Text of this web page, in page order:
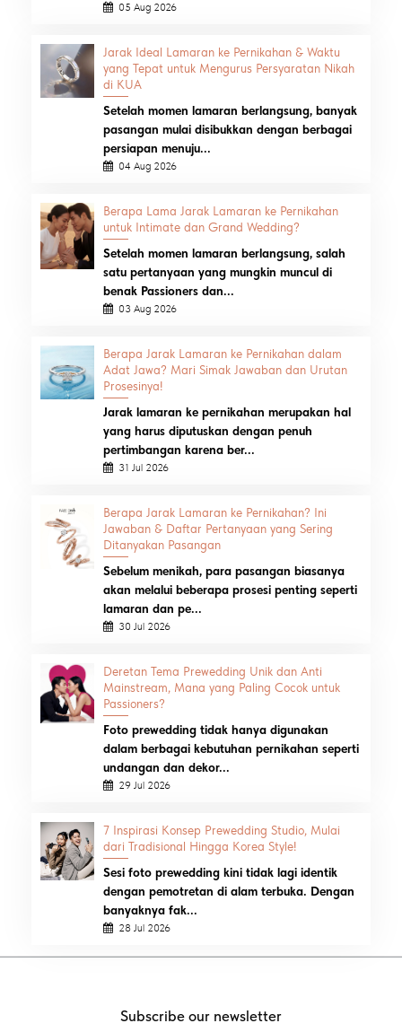
05 Aug 2026
Jarak Ideal Lamaran ke Pernikahan & Waktu
yang Tepat untuk Mengurus Persyaratan Nikah
di KUA
Setelah momen lamaran berlangsung, banyak
pasangan mulai disibukkan dengan berbagai
persiapan menuju...
04 Aug 2026
Berapa Lama Jarak Lamaran ke Pernikahan
untuk Intimate dan Grand Wedding?
Setelah momen lamaran berlangsung, salah
satu pertanyaan yang mungkin muncul di
benak Passioners dan...
03 Aug 2026
Berapa Jarak Lamaran ke Pernikahan dalam
Adat Jawa? Mari Simak Jawaban dan Urutan
Prosesinya!
Jarak lamaran ke pernikahan merupakan hal
yang harus diputuskan dengan penuh
pertimbangan karena ber...
31 Jul 2026
Berapa Jarak Lamaran ke Pernikahan? Ini
Jawaban & Daftar Pertanyaan yang Sering
Ditanyakan Pasangan
Sebelum menikah, para pasangan biasanya
akan melalui beberapa prosesi penting seperti
lamaran dan pe...
30 Jul 2026
Deretan Tema Prewedding Unik dan Anti
Mainstream, Mana yang Paling Cocok untuk
Passioners?
Foto prewedding tidak hanya digunakan
dalam berbagai kebutuhan pernikahan seperti
undangan dan dekor...
29 Jul 2026
7 Inspirasi Konsep Prewedding Studio, Mulai
dari Tradisional Hingga Korea Style!
Sesi foto prewedding kini tidak lagi identik
dengan pemotretan di alam terbuka. Dengan
banyaknya fak...
28 Jul 2026
Subscribe our newsletter